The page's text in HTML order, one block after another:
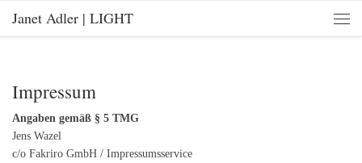
Skip to content
Janet Adler | LIGHT
Impressum
Angaben gemäß § 5 TMG
Jens Wazel
c/o Fakriro GmbH / Impressumsservice